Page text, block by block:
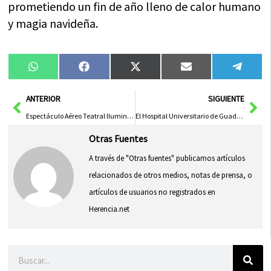
prometiendo un fin de año lleno de calor humano
y magia navideña.
Compartir
en
WhatsAppCompartir
en
FacebookCompartir
en
X
(Twitter)
Compartir
en
Email
en
AntANTERIOR
Espectáculo Aéreo Teatral Ilumina Puertollano en un Deslumbrante Festejo Navideño» se podría reformular como:«Festejo Navideño se Ilumina con Espectáculo Aéreo en Puertollano
SIGUIENTE
El Hospital Universitario de Guadalajara Sobresale en Prevención de Fracturas de Cadera
Otras Fuentes
A través de "Otras fuentes" publicamos artículos
relacionados de otros medios, notas de prensa, o
artículos de usuarios no registrados en
Herencia.net